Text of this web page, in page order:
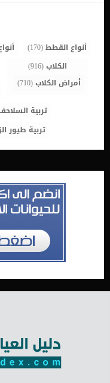
أنواع القطط(170)
الكلاب(916)
أمراض الكلاب(710)
تربية
تربية طيور